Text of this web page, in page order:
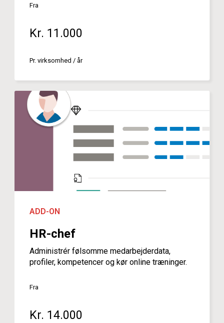
Fra
Kr. 11.000
Pr. virksomhed / år
ADD-ON
HR-chef
Administrér følsomme medarbejderdata,
profiler, kompetencer og kør online træninger.
Fra
Kr. 14.000